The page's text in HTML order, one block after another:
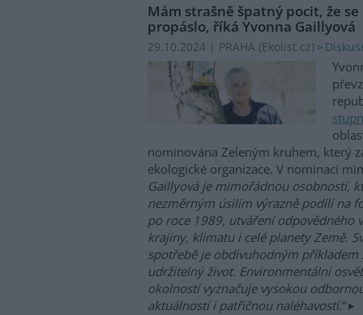
Mám strašně špatný pocit, že
propáslo, říká Yvonna Gaillyová
29.10.2024 | PRAHA (Ekolist.cz)
nominována Zeleným kruhem, který
ekologické organizace. V nominaci
Gaillyová je mimořádnou osobností,
nezměrným úsilím výrazně podílí na
po roce 1989, utváření odpovědného
krajiny, klimatu i celé planety Země.
spotřebě je obdivuhodným příkladem
udržitelný život. Environmentální
okolností vyznačuje vysokou
aktuálností i patřičnou naléhavostí.“